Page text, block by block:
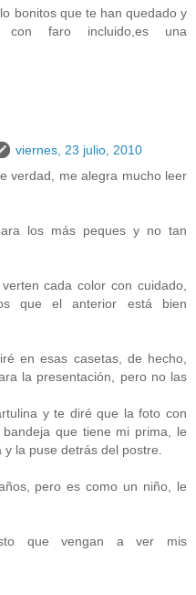
bonitos que te han quedado y
faro incluido,es una
viernes, 23 julio, 2010
verdad, me alegra mucho leer
los más peques y no tan
cada color con cuidado,
que el anterior está bien
en esas casetas, de hecho,
la presentación, pero no las
y te diré que la foto con
que tiene mi prima, le
la puse detrás del postre.
pero es como un niño, le
que vengan a ver mis